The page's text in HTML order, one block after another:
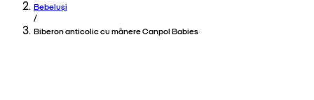
Bebeluși
/
Biberon anticolic cu mânere Canpol Babies